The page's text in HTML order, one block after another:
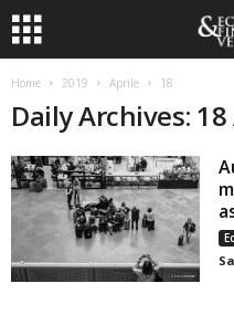
Home 2019 Aprile 18
Daily Archives: